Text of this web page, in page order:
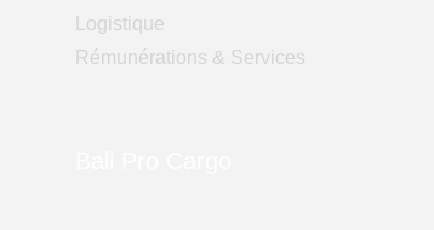
Logistique
Rémunérations & Services